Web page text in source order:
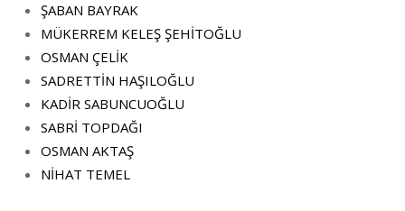
ŞABAN BAYRAK
MÜKERREM KELEŞ ŞEHİTOĞLU
OSMAN ÇELİK
SADRETTİN HAŞILOĞLU
KADİR SABUNCUOĞLU
SABRİ TOPDAĞI
OSMAN AKTAŞ
NİHAT TEMEL